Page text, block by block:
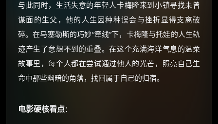
与此同时，生活失意的年轻人卡梅隆来到小镇寻找未曾
谋面的生父，他的人生因种种误会与挫折显得支离破
碎。在马塞勒斯的巧妙“牵线”下，卡梅隆与托娃的人生轨
迹产生了意想不到的重叠。在这个充满海洋气息的温柔
故事里，每个人都在尝试通过他人的光芒，照亮自己生
命中那些幽暗的角落，找回属于自己的归宿。
电影硬核看点：